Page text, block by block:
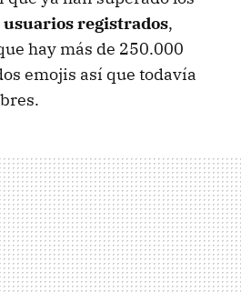
usuarios registrados,
hay más de 250.000
emojis así que todavía